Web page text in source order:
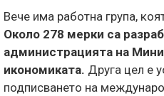
Вече има работна група,
Около 278 мерки са
администрацията на
икономиката. Друга цел е
подписването на